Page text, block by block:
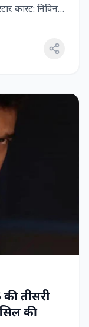
कास्ट: निविन
तीसरी
की